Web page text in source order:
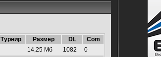
Турнир Размер DL
Com
14,25 Mб 1082 0